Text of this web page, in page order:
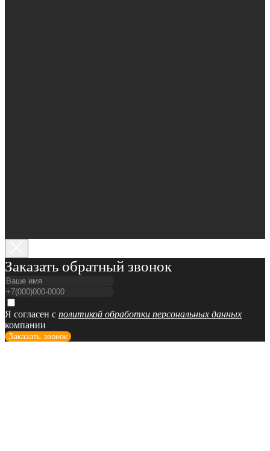
Заказать обратный звонок
Я согласен с политикой обработки персональных данных
компании
Заказать звонок